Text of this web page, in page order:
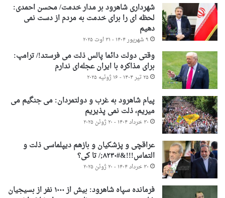
شهرداری شاهرود بر مدار خدمت/ محسن احمدی:
لحظه ای را برای خدمت به مردم از دست نمی
دهیم
۹ شهریور ۱۴۰۴ - ۳۱ اوت ۲۰۲۵
وقتی دولت دائما پالس ذلت می فرستد!/ ترامپ:
برای مذاکره با ایران عجله‌ای ندارم
۲۵ تیر ۱۴۰۴ - ۱۶ ژوئیه ۲۰۲۵
پیام شاهرود به غرب و دولتمردان: می جنگیم می
میریم، ذلت نمی پذیریم
۳۰ خرداد ۱۴۰۴ - ۲۰ ژوئن ۲۰۲۵
عراقچی و پزشکیان و بازهم دیپلماسی ذلت و
التماس!!!&#۸۲۳۰;/ تا کی؟
۳۰ خرداد ۱۴۰۴ - ۲۰ ژوئن ۲۰۲۵
فرمانده سپاه شاهرود: بیش از ۱۰۰۰ نفر از بسیجیان